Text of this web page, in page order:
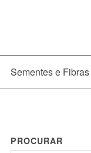
Sementes e Fibras
PROCURAR